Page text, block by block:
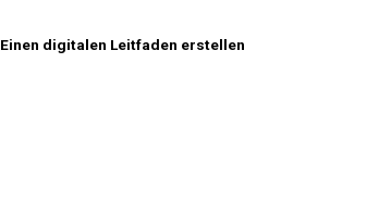
Einen digitalen Leitfaden erstellen